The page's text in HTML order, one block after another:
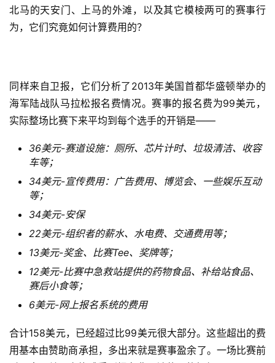
北马的天安门、上马的外滩，以及其它模棱两可的赛事行
为，它们究竟如何计算费用的？
同样来自卫报，它们分析了2013年美国首都华盛顿举办的
海军陆战队马拉松报名费情况。赛事的报名费为99美元，
实际整场比赛下来平均到每个选手的开销是——
36美元-赛道设施：厕所、芯片计时、垃圾清洁、收容
车等；
34美元-宣传费用：广告费用、博览会、一些娱乐互动
等；
34美元-安保
22美元-组织者的薪水、水电费、交通费用等；
13美元-奖金、比赛Tee、奖牌等；
12美元-比赛中急救站提供的药物食品、补给站食品、
赛后小食等；
6美元-网上报名系统的费用
合计158美元，已经超过比99美元很大部分。这些超出的费
用基本由赞助商承担，多出来就是赛事盈余了。一场比赛前